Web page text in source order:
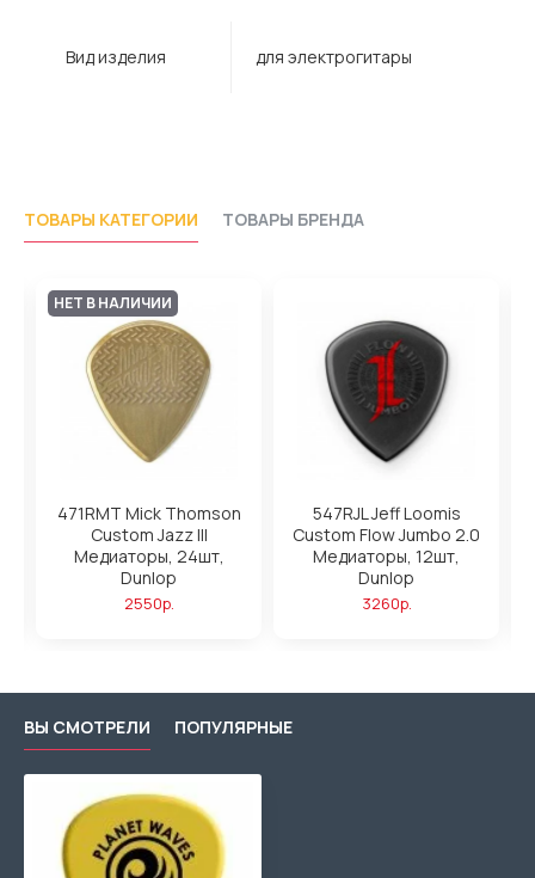
Вид изделия для электрогитары
ТОВАРЫ КАТЕГОРИИ ТОВАРЫ БРЕНДА
НЕТ В НАЛИЧИИ
471RMT Mick Thomson
Custom Jazz III
Медиаторы, 24шт,
Dunlop
2550р.
547RJL Jeff Loomis
Custom Flow Jumbo 2.0
Медиаторы, 12шт,
Dunlop
3260р.
ВЫ СМОТРЕЛИ ПОПУЛЯРНЫЕ